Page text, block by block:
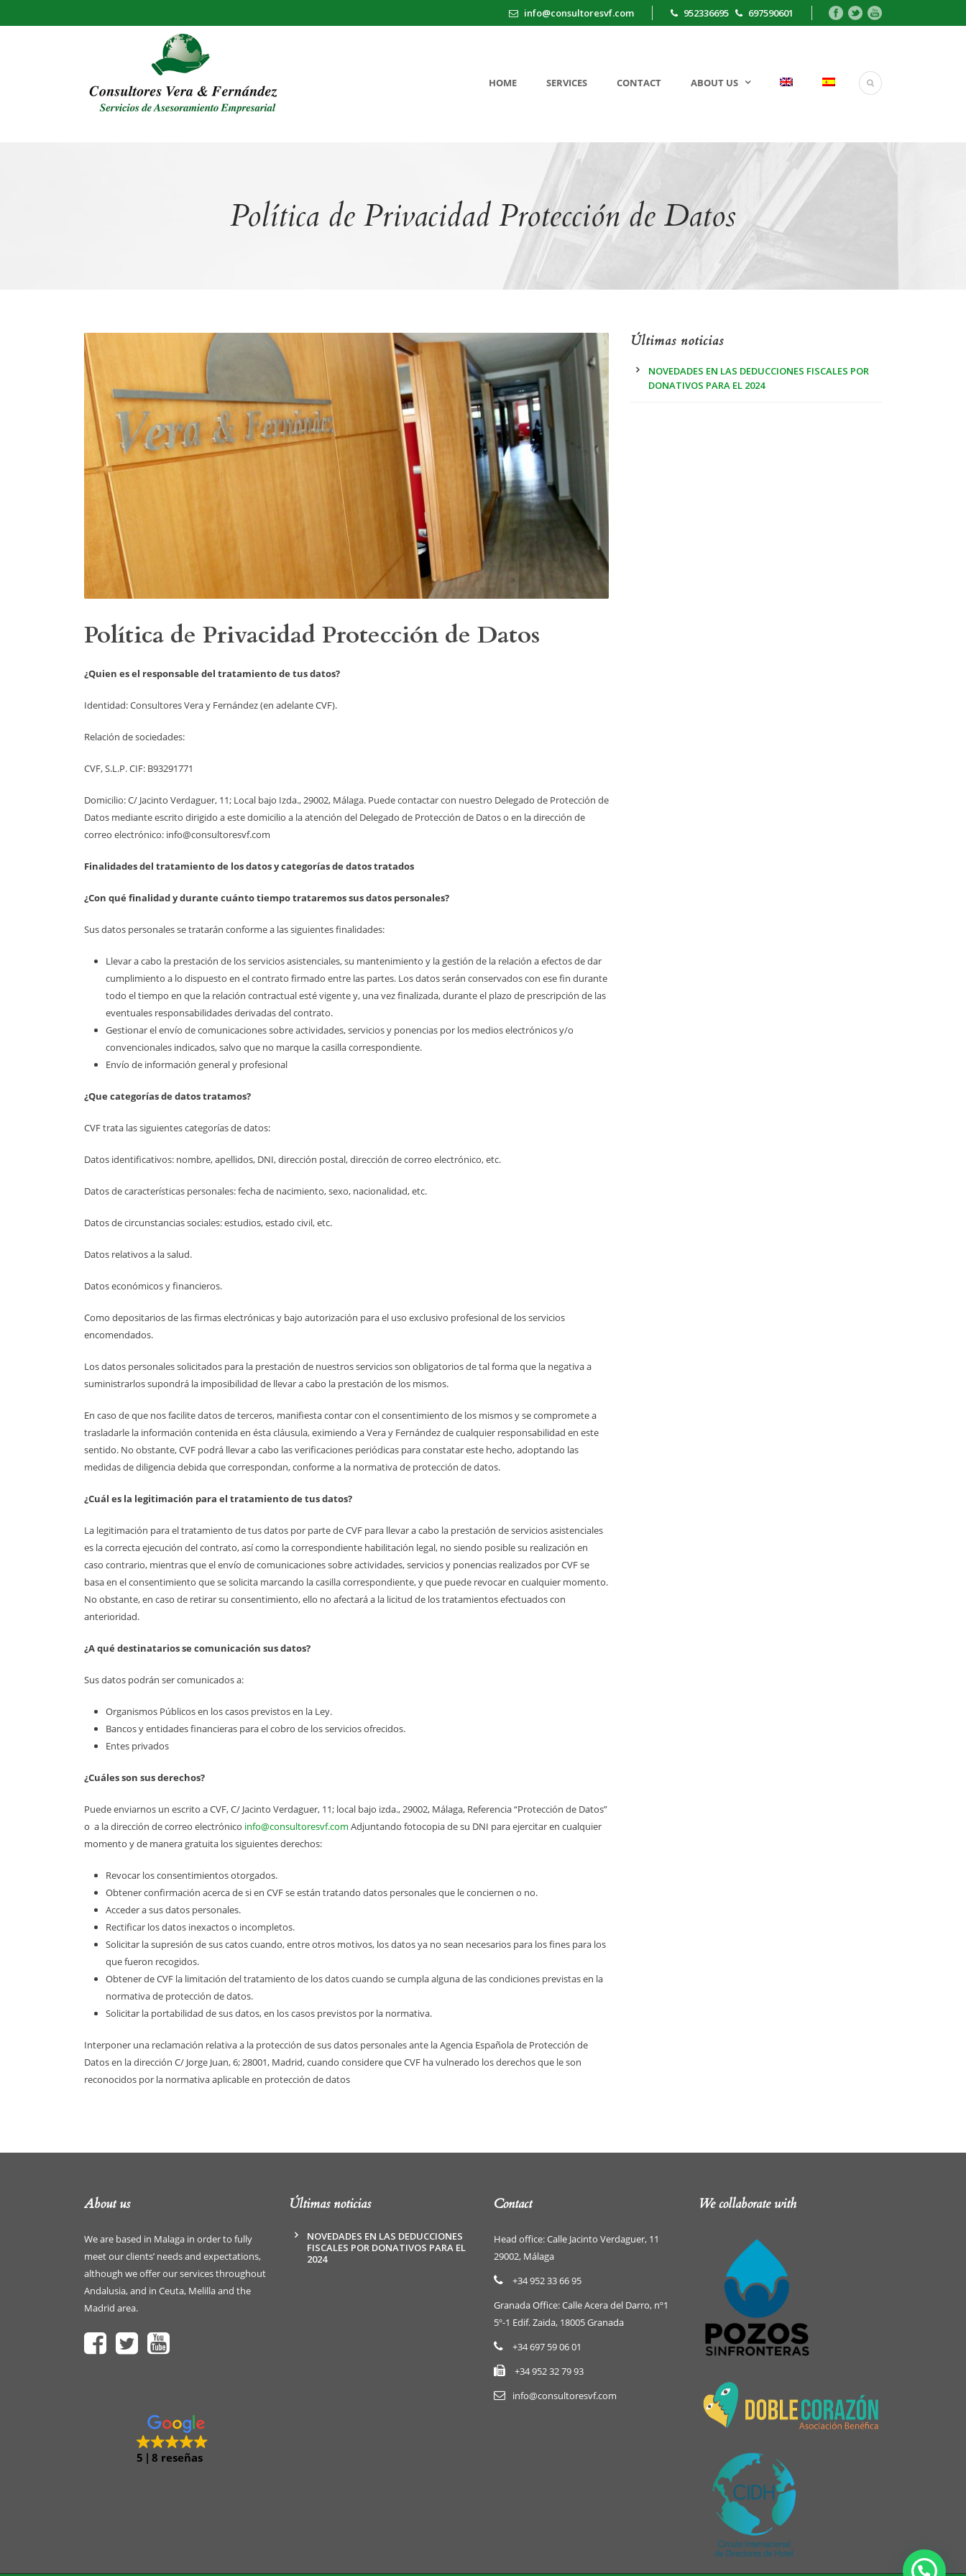
info@consultoresvf.com 952336695 697590601
HOME SERVICES CONTACT ABOUT US
Política de Privacidad Protección de Datos
Política de Privacidad Protección de Datos
¿Quien es el responsable del tratamiento de tus datos?
Identidad: Consultores Vera y Fernández (en adelante CVF).
Relación de sociedades:
CVF, S.L.P. CIF: B93291771
Domicilio: C/ Jacinto Verdaguer, 11; Local bajo Izda., 29002, Málaga. Puede contactar con nuestro Delegado de Protección de
Datos mediante escrito dirigido a este domicilio a la atención del Delegado de Protección de Datos o en la dirección de
correo electrónico: info@consultoresvf.com
Finalidades del tratamiento de los datos y categorías de datos tratados
¿Con qué finalidad y durante cuánto tiempo trataremos sus datos personales?
Sus datos personales se tratarán conforme a las siguientes finalidades:
Llevar a cabo la prestación de los servicios asistenciales, su mantenimiento y la gestión de la relación a efectos de dar
cumplimiento a lo dispuesto en el contrato firmado entre las partes. Los datos serán conservados con ese fin durante
todo el tiempo en que la relación contractual esté vigente y, una vez finalizada, durante el plazo de prescripción de las
eventuales responsabilidades derivadas del contrato.
Gestionar el envío de comunicaciones sobre actividades, servicios y ponencias por los medios electrónicos y/o
convencionales indicados, salvo que no marque la casilla correspondiente.
Envío de información general y profesional
¿Que categorías de datos tratamos?
CVF trata las siguientes categorías de datos:
Datos identificativos: nombre, apellidos, DNI, dirección postal, dirección de correo electrónico, etc.
Datos de características personales: fecha de nacimiento, sexo, nacionalidad, etc.
Datos de circunstancias sociales: estudios, estado civil, etc.
Datos relativos a la salud.
Datos económicos y financieros.
Como depositarios de las firmas electrónicas y bajo autorización para el uso exclusivo profesional de los servicios
encomendados.
Los datos personales solicitados para la prestación de nuestros servicios son obligatorios de tal forma que la negativa a
suministrarlos supondrá la imposibilidad de llevar a cabo la prestación de los mismos.
En caso de que nos facilite datos de terceros, manifiesta contar con el consentimiento de los mismos y se compromete a
trasladarle la información contenida en ésta cláusula, eximiendo a Vera y Fernández de cualquier responsabilidad en este
sentido. No obstante, CVF podrá llevar a cabo las verificaciones periódicas para constatar este hecho, adoptando las
medidas de diligencia debida que correspondan, conforme a la normativa de protección de datos.
¿Cuál es la legitimación para el tratamiento de tus datos?
La legitimación para el tratamiento de tus datos por parte de CVF para llevar a cabo la prestación de servicios asistenciales
es la correcta ejecución del contrato, así como la correspondiente habilitación legal, no siendo posible su realización en
caso contrario, mientras que el envío de comunicaciones sobre actividades, servicios y ponencias realizados por CVF se
basa en el consentimiento que se solicita marcando la casilla correspondiente, y que puede revocar en cualquier momento.
No obstante, en caso de retirar su consentimiento, ello no afectará a la licitud de los tratamientos efectuados con
anterioridad.
¿A qué destinatarios se comunicación sus datos?
Sus datos podrán ser comunicados a:
Organismos Públicos en los casos previstos en la Ley.
Bancos y entidades financieras para el cobro de los servicios ofrecidos.
Entes privados
¿Cuáles son sus derechos?
Puede enviarnos un escrito a CVF, C/ Jacinto Verdaguer, 11; local bajo izda., 29002, Málaga, Referencia “Protección de Datos”
o a la dirección de correo electrónico info@consultoresvf.com Adjuntando fotocopia de su DNI para ejercitar en cualquier
momento y de manera gratuita los siguientes derechos:
Revocar los consentimientos otorgados.
Obtener confirmación acerca de si en CVF se están tratando datos personales que le conciernen o no.
Acceder a sus datos personales.
Rectificar los datos inexactos o incompletos.
Solicitar la supresión de sus catos cuando, entre otros motivos, los datos ya no sean necesarios para los fines para los
que fueron recogidos.
Obtener de CVF la limitación del tratamiento de los datos cuando se cumpla alguna de las condiciones previstas en la
normativa de protección de datos.
Solicitar la portabilidad de sus datos, en los casos previstos por la normativa.
Interponer una reclamación relativa a la protección de sus datos personales ante la Agencia Española de Protección de
Datos en la dirección C/ Jorge Juan, 6; 28001, Madrid, cuando considere que CVF ha vulnerado los derechos que le son
reconocidos por la normativa aplicable en protección de datos
Últimas noticias
NOVEDADES EN LAS DEDUCCIONES FISCALES POR
DONATIVOS PARA EL 2024
About us
We are based in Malaga in order to fully
meet our clients’ needs and expectations,
although we offer our services throughout
Andalusia, and in Ceuta, Melilla and the
Madrid area.
5 8 reseñas
Últimas noticias
NOVEDADES EN LAS DEDUCCIONES
FISCALES POR DONATIVOS PARA EL
2024
Contact
Head office: Calle Jacinto Verdaguer, 11
29002, Málaga
+34 952 33 66 95
Granada Office: Calle Acera del Darro, nº1
5º-1 Edif. Zaida, 18005 Granada
+34 697 59 06 01
+34 952 32 79 93
info@consultoresvf.com
We collaborate with